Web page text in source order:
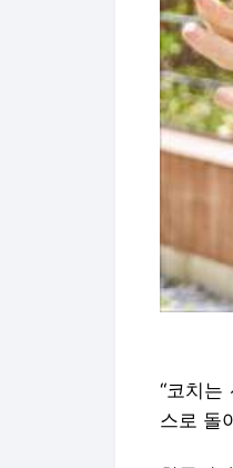
“코치는
스로 돌